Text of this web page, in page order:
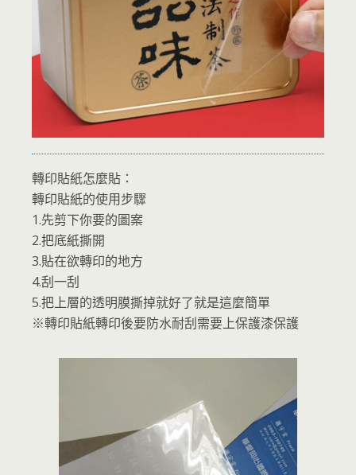
轉印貼紙怎麼貼：
轉印貼紙的使用步驟
1.先剪下你要的圖案
2.把底紙撕開
3.貼在欲轉印的地方
4.刮一刮
5.把上層的透明膜撕掉就好了就是這麼簡單
※轉印貼紙轉印後要防水耐刮需要上保護漆保護